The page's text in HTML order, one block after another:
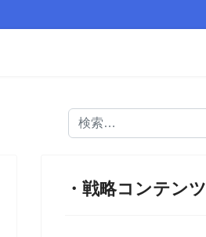
検索
・戦略コンテンツ